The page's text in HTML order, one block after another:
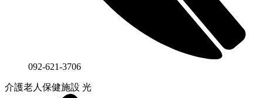
092-621-3706
介護老人保健施設 光